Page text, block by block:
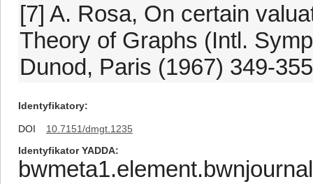
[7] A. Rosa, On certain
Theory of Graphs (Intl.
Dunod, Paris (1967) 349-
Identyfikatory
DOI
10.7151/dmgt.1235
Identyfikator YADDA